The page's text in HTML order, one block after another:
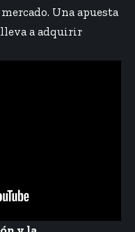
Una apuesta
a adquirir